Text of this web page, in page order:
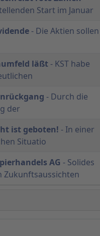
Start im Januar
- Die Aktien sollen
läßt - KST habe
- Durch die
der
ist geboten! - In einer
Situatio
AG - Solides